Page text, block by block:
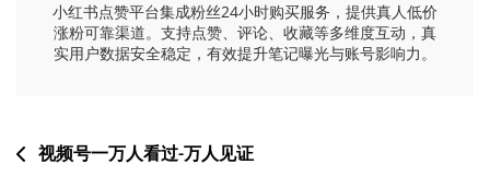
小红书点赞平台集成粉丝24小时购买服务，提供真人低价
涨粉可靠渠道。支持点赞、评论、收藏等多维度互动，真
实用户数据安全稳定，有效提升笔记曝光与账号影响力。
文视频号一万人看过-万人见证